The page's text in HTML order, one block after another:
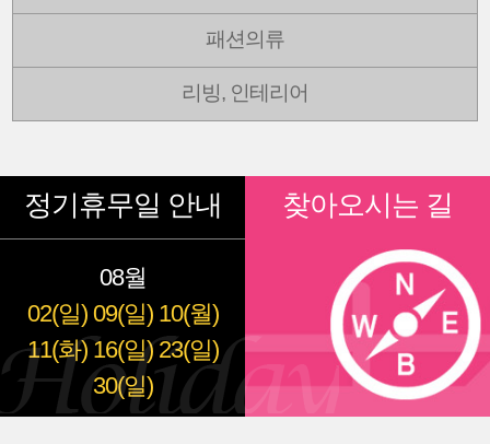
패션의류
리빙, 인테리어
정기휴무일 안내
08월
02(일) 09(일) 10(월)
11(화) 16(일) 23(일)
30(일)
찾아오시는 길